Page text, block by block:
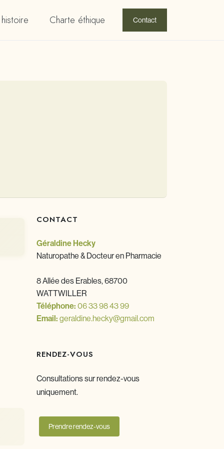
Contact
Charte éthique
CONTACT
Géraldine Hecky
Naturopathe & Docteur en Pharmacie
8 Allée des Erables, 68700
WATTWILLER
Téléphone: 06 33 98 43 99
Email: geraldine.hecky@gmail.com
RENDEZ-VOUS
Consultations sur rendez-vous
uniquement.
Prendre rendez-vous